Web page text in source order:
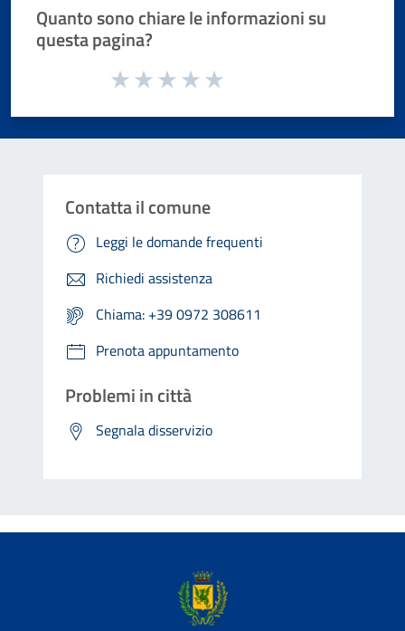
Quanto sono chiare le informazioni su
questa pagina?
Valuta da 1 a 5 stelle la pagina
Contatta il comune
Leggi le domande frequenti
Richiedi assistenza
Chiama: +39 0972 308611
Prenota appuntamento
Problemi in città
Segnala disservizio